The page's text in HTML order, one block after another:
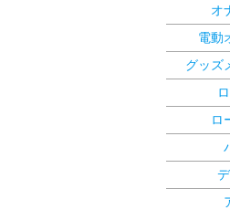
オ
電動
グッズ
ロ